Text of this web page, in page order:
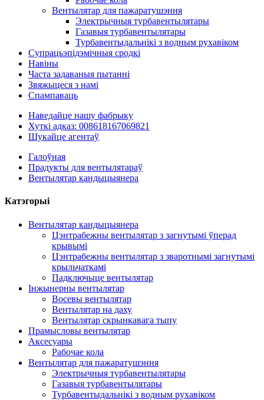
Вентылятар для пажаратушэння
Электрычныя турбавентылятары
Газавыя турбавентылятары
Турбавентыдальнікі з водным рухавіком
Супрацьэпідэмічныя сродкі
Навіны
Часта задаваныя пытанні
Звяжыцеся з намі
Спампаваць
Наведайце нашу фабрыку
Хуткі адказ: 008618167069821
Шукайце агентаў
Галоўная
Прадукты для вентылятараў
Вентылятар кандыцыянера
Катэгорыі
Вентылятар кандыцыянера
Цэнтрабежны вентылятар з загнутымі ўперад
крывымі
Цэнтрабежны вентылятар з зваротнымі загнутымі
крыльчаткамі
Падключыце вентылятар
Інжынерны вентылятар
Восевы вентылятар
Вентылятар на даху
Вентылятар скрынкавага тыпу
Прамысловы вентылятар
Аксесуары
Рабочае кола
Вентылятар для пажаратушэння
Электрычныя турбавентылятары
Газавыя турбавентылятары
Турбавентыдальнікі з водным рухавіком